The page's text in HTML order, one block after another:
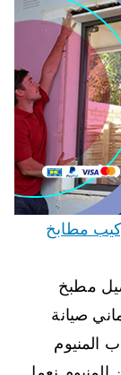
52227343 فني تركيب مطابخ
مطبخ
صيانة
المنيوم